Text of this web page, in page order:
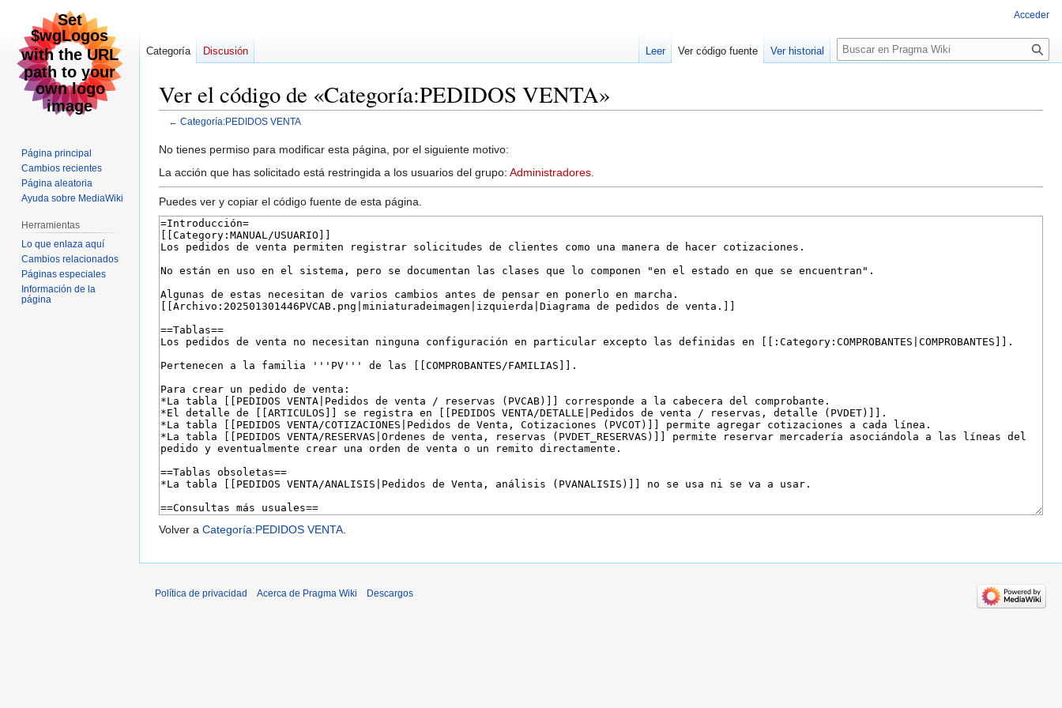
Ver el código de «Categoría:PEDIDOS VENTA»
← Categoría:PEDIDOS VENTA
Ir
a
navegación
Ir
a
búsqueda
No tienes permiso para modificar esta página, por el siguiente motivo:
La acción que has solicitado está restringida a los usuarios del grupo: Administradores
Puedes ver y copiar el código fuente de esta página.
Volver a Categoría:PEDIDOS VENTA.
Acceder
Categoría Discusión Leer Ver código fuente Ver historial
Buscar
Página principal
Cambios recientes
Página aleatoria
Ayuda sobre MediaWiki
Herramientas
Lo que enlaza aquí
Cambios relacionados
Páginas especiales
Información de la
página
Política de privacidad Acerca de Pragma Wiki Descargos